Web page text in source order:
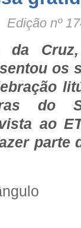
Edição nº
da
os
do
ao
parte